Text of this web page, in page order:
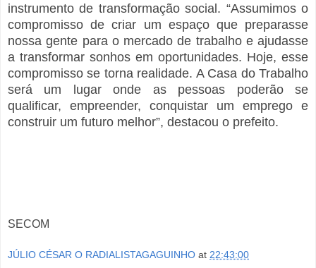
instrumento de transformação social. “Assumimos o
compromisso de criar um espaço que preparasse
nossa gente para o mercado de trabalho e ajudasse
a transformar sonhos em oportunidades. Hoje, esse
compromisso se torna realidade. A Casa do Trabalho
será um lugar onde as pessoas poderão se
qualificar, empreender, conquistar um emprego e
construir um futuro melhor”, destacou o prefeito.
SECOM
JÚLIO CÉSAR O RADIALISTAGAGUINHO at 22:43:00